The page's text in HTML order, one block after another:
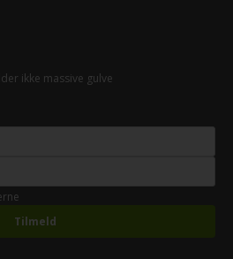
ikke massive gulve